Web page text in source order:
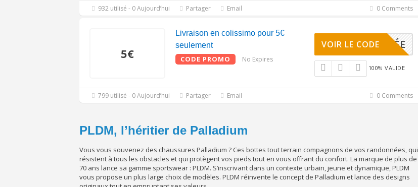
932 utilisé - 0 Aujourd’hui Partager Email 0 Comments
5€
Livraison en colissimo pour 5€
seulement
CODE PROMO No Expires
ACTIVÉE
VOIR LE CODE
100% VALIDE
799 utilisé - 0 Aujourd’hui Partager Email 0 Comments
PLDM, l’héritier de Palladium
Vous vous souvenez des chaussures Palladium ? Ces bottes tout terrain compagnons de vos randonnées, qui
résistent à tous les obstacles et qui protègent vos pieds tout en vous offrant du confort. La marque de plus de
70 ans lance sa gamme sportswear : PLDM. S’inscrivant dans un contexte urbain, jeune et dynamique, PLDM
vous propose un plus large choix de modèles. PLDM réinvente le concept de Palladium et lance des designs